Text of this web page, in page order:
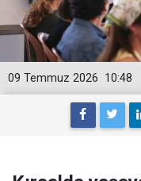
10:48
09 Temmuz 2026